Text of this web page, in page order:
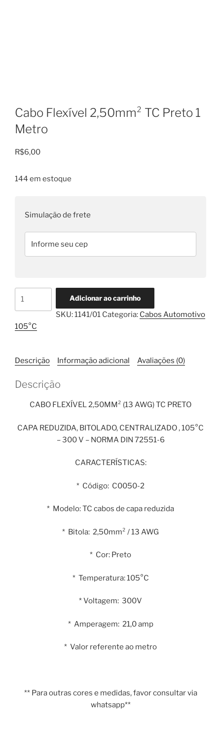
Cabo Flexível 2,50mm² TC Preto 1
Metro
R$6,00
144 em estoque
Simulação de frete
TC
Metro
Adicionar ao carrinho
SKU:1141/01 Categoria: Cabos Automotivo
105°C
Descrição Informação adicional Avaliações (0)
Descrição
CABO FLEXÍVEL 2,50MM² (13 AWG) TC PRETO
CAPA REDUZIDA, BITOLADO, CENTRALIZADO , 105°C
– 300 V – NORMA DIN 72551-6
CARACTERÍSTICAS:
* Código: C0050-2
* Modelo: TC cabos de capa reduzida
* Bitola: 2,50mm² / 13 AWG
* Cor: Preto
* Temperatura: 105°C
* Voltagem: 300V
* Amperagem: 21,0 amp
* Valor referente ao metro
** Para outras cores e medidas, favor consultar via
whatsapp**